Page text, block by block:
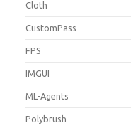
Cloth
CustomPass
FPS
IMGUI
ML-Agents
Polybrush